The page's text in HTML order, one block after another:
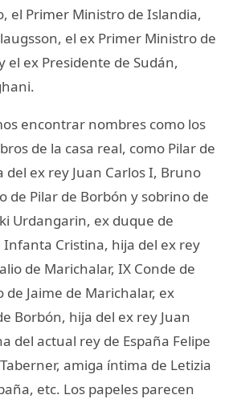
el Primer Ministro de Islandia,
el ex Primer Ministro de
el ex Presidente de Sudán,
encontrar nombres como los
de la casa real, como Pilar de
ex rey Juan Carlos I, Bruno
de Pilar de Borbón y sobrino de
Urdangarin, ex duque de
Infanta Cristina, hija del ex rey
de Marichalar, IX Conde de
Jaime de Marichalar, ex
Borbón, hija del ex rey Juan
del actual rey de España Felipe
amiga íntima de Letizia
etc. Los papeles parecen